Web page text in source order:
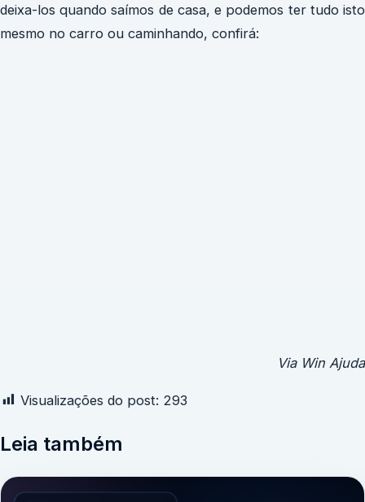
deixa-los quando saímos de casa, e podemos ter tudo isto
mesmo no carro ou caminhando, confirá:
Via Win Ajuda
Visualizações do post: 293
Leia também